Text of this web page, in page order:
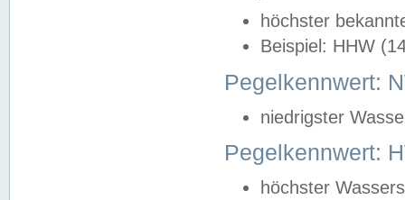
höchster
Beispiel: HHW
Pegelkennwert:
niedrigster
Pegelkennwert:
höchster